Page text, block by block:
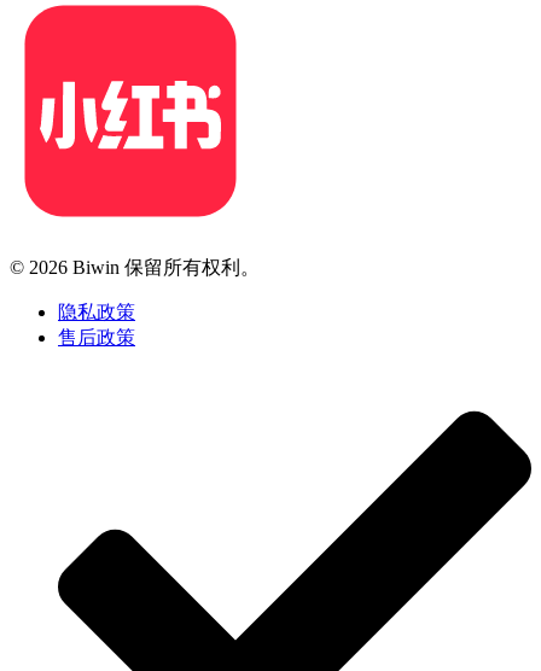
© 2026 Biwin 保留所有权利。
隐私政策
售后政策